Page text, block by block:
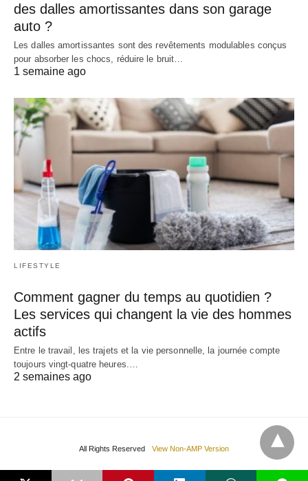
des dalles amortissantes dans son garage
auto ?
Les dalles amortissantes sont des revêtements modulables conçus
pour absorber les chocs, réduire le bruit…
1 semaine ago
LIFESTYLE
Comment gagner du temps au quotidien ?
Les services qui changent la vie des hommes
actifs
Entre le travail, les trajets et la vie personnelle, la journée compte
toujours vingt-quatre heures.…
2 semaines ago
All Rights Reserved View Non-AMP Version